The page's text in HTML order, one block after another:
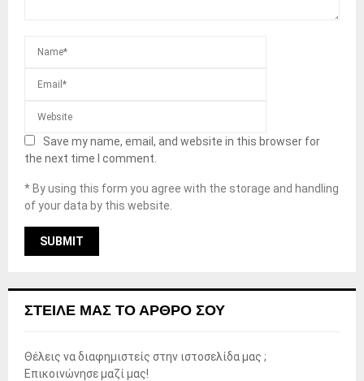
Save my name, email, and website in this browser for
the next time I comment.
* By using this form you agree with the storage and handling
of your data by this website.
ΣΤΕΊΛΕ ΜΑΣ ΤΟ ΆΡΘΡΟ ΣΟΥ
Θέλεις να διαφημιστείς στην ιστοσελίδα μας ;
Επικοινώνησε μαζί μας!